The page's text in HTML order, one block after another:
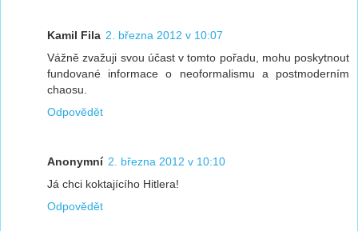
Kamil Fila 2. března 2012 v 10:07
Vážně zvažuji svou účast v tomto pořadu, mohu poskytnout
fundované informace o neoformalismu a postmoderním
chaosu.
Odpovědět
Anonymní 2. března 2012 v 10:10
Já chci koktajícího Hitlera!
Odpovědět